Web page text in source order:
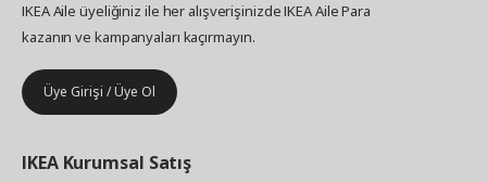
IKEA Aile üyeliğiniz ile her alışverişinizde IKEA Aile Para
kazanın ve kampanyaları kaçırmayın.
Üye Girişi / Üye Ol
IKEA Kurumsal Satış